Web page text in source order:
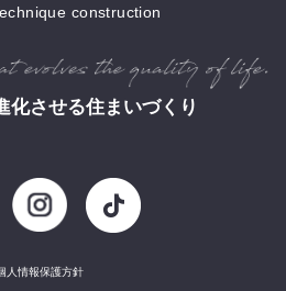
construction
化させる住まいづくり
人情報保護方針